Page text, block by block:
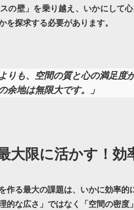
の壁」を乗り越え、いかにして
を探求する必要があります。
りも、空間の質と心の満足度
余地は無限大です。」
大限に活かす！効
作る最大の課題は、いかに効率的
的な広さ」ではなく「空間の密度